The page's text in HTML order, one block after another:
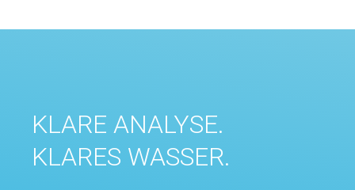
KLARE ANALYSE.
KLARES WASSER.